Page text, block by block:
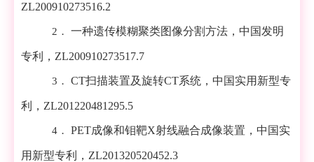
ZL200910273516.2
2． 一种遗传模糊聚类图像分割方法，中国发明
专利， ZL200910273517.7
3． CT扫描装置及旋转CT系统，中国实用新型专
利， ZL201220481295.5
4． PET成像和钼靶X射线融合成像装置，中国实
用新型专利， ZL201320520452.3